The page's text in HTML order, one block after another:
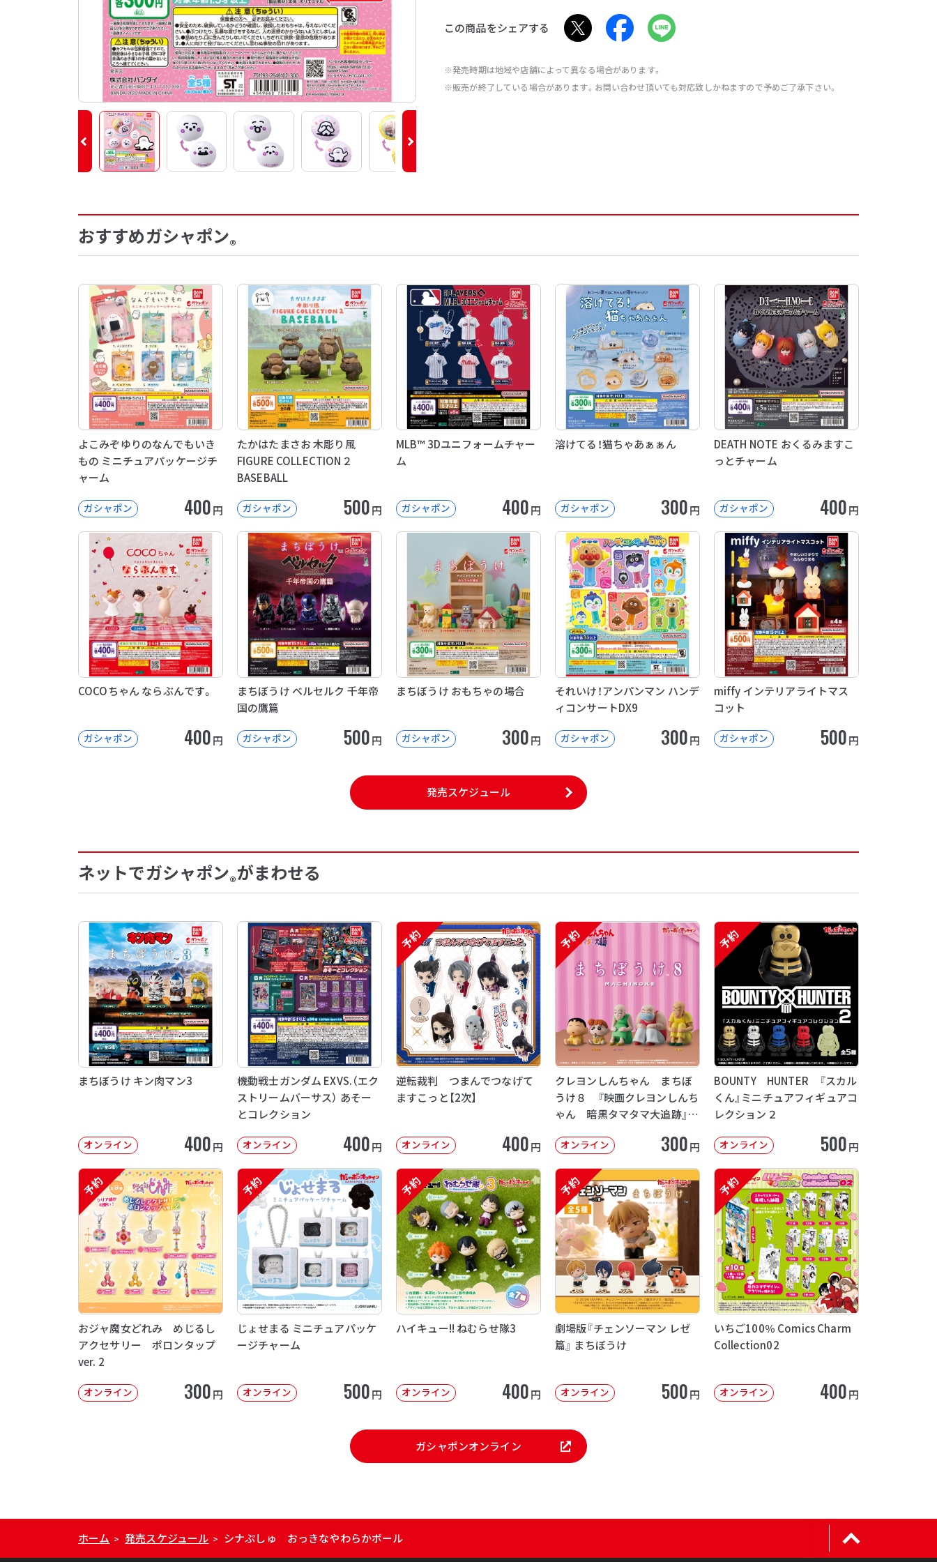
この商品をシェアする
※発売時期は地域や店舗によって異なる場合があります。
※販売が終了している場合があります。お問い合わせ頂いても対応致しかねますので予めご了承下さい。
おすすめガシャポン®
よこみぞゆりのなんでもいき
もの ミニチュアパッケージチ
ャーム
ガシャポン 400円
たかはたまさお 木彫り風
FIGURE COLLECTION２
BASEBALL
ガシャポン 500円
MLB™ 3Dユニフォームチャー
ム
ガシャポン 400円
溶けてる！猫ちゃあぁぁん
ガシャポン 300円
DEATH NOTE おくるみますこ
っとチャーム
ガシャポン 400円
COCOちゃん ならぶんです。
ガシャポン 400円
まちぼうけ ベルセルク 千年帝
国の鷹篇
ガシャポン 500円
まちぼうけ おもちゃの場合
ガシャポン 300円
それいけ！アンパンマン ハンデ
ィコンサートDX9
ガシャポン 300円
miffy インテリアライトマス
コット
ガシャポン 500円
発売スケジュール
ネットでガシャポン®がまわせる
まちぼうけ キン肉マン3
オンライン 400円
機動戦士ガンダム EXVS.（エク
ストリームバーサス） あそー
とコレクション
オンライン 400円
予約
逆転裁判 つまんでつなげて
ますこっと【2次】
オンライン 400円
予約
クレヨンしんちゃん まちぼ
うけ８ 『映画クレヨンしんち
ゃん 暗黒タマタマ大追跡』
オンライン 300円
予約
BOUNTY HUNTER 『スカル
くん』ミニチュアフィギュアコ
レクション２
オンライン 500円
予約
おジャ魔女どれみ めじるし
アクセサリー ポロンタップ
ver. 2
オンライン 300円
予約
じょせまる ミニチュアパッケ
ージチャーム
オンライン 500円
予約
ハイキュー!! ねむらせ隊3
オンライン 400円
予約
劇場版『チェンソーマン レゼ
篇』 まちぼうけ
オンライン 500円
予約
いちご100％ Comics Charm
Collection02
オンライン 400円
ガシャポンオンライン
ホーム > 発売スケジュール > シナぷしゅ おっきなやわらかボール